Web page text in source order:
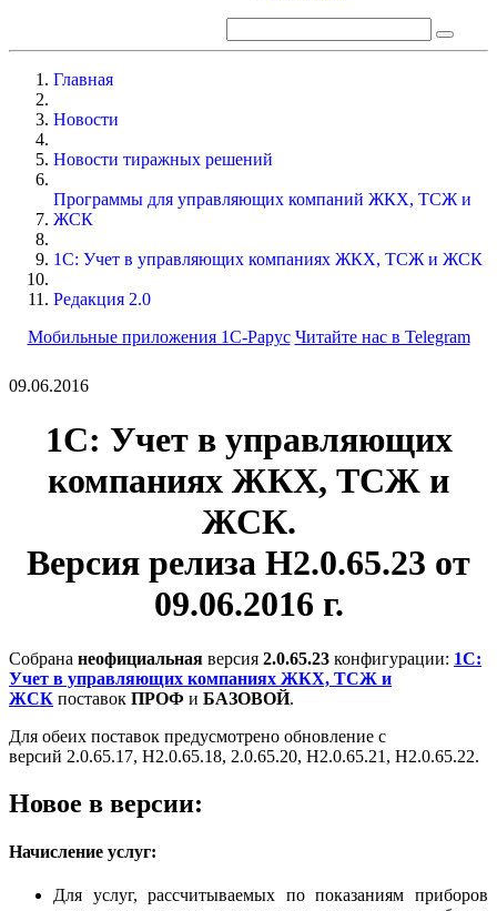
Главная
Новости
Новости тиражных решений
Программы для управляющих компаний ЖКХ, ТСЖ и
ЖСК
1С: Учет в управляющих компаниях ЖКХ, ТСЖ и ЖСК
Редакция 2.0
Мобильные приложения 1С-Рарус Читайте нас в Telegram
09.06.2016
1С: Учет в управляющих
компаниях ЖКХ, ТСЖ и
ЖСК.
Версия релиза Н2.0.65.23 от
09.06.2016 г.
Собрана неофициальная версия 2.0.65.23 конфигурации: 1С:
Учет в управляющих компаниях ЖКХ, ТСЖ и
ЖСК поставок ПРОФ и БАЗОВОЙ.
Для обеих поставок предусмотрено обновление с
версий 2.0.65.17, Н2.0.65.18, 2.0.65.20, Н2.0.65.21, Н2.0.65.22.
Новое в версии:
Начисление услуг:
Для услуг, рассчитываемых по показаниям приборов